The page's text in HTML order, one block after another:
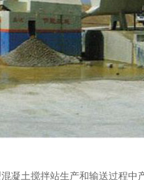
土搅拌站生产和输送过程中